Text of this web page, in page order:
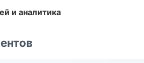
и аналитика